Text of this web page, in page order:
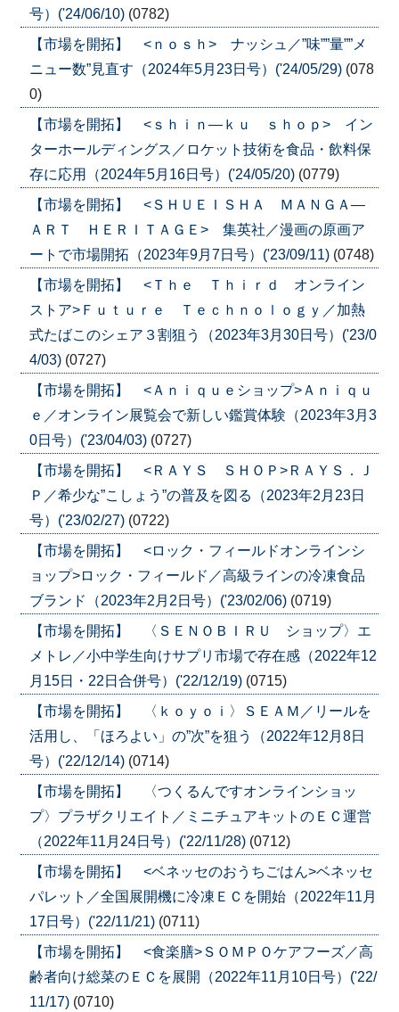
号）('24/06/10) (0782)
【市場を開拓】 <ｎｏｓｈ> ナッシュ／”味””量””メ
ニュー数”見直す（2024年5月23日号）('24/05/29) (078
0)
【市場を開拓】 <ｓｈｉｎ―ｋｕ ｓｈｏｐ> イン
ターホールディングス／ロケット技術を食品・飲料保
存に応用（2024年5月16日号）('24/05/20) (0779)
【市場を開拓】 <ＳＨＵＥＩＳＨＡ ＭＡＮＧＡ―
ＡＲＴ ＨＥＲＩＴＡＧＥ> 集英社／漫画の原画ア
ートで市場開拓（2023年9月7日号）('23/09/11) (0748)
【市場を開拓】 <Ｔｈｅ Ｔｈｉｒｄ オンライン
ストア>Ｆｕｔｕｒｅ Ｔｅｃｈｎｏｌｏｇｙ／加熱
式たばこのシェア３割狙う（2023年3月30日号）('23/0
4/03) (0727)
【市場を開拓】 <Ａｎｉｑｕｅショップ>Ａｎｉｑｕ
ｅ／オンライン展覧会で新しい鑑賞体験（2023年3月3
0日号）('23/04/03) (0727)
【市場を開拓】 <ＲＡＹＳ ＳＨＯＰ>ＲＡＹＳ．Ｊ
Ｐ／希少な”こしょう”の普及を図る（2023年2月23日
号）('23/02/27) (0722)
【市場を開拓】 <ロック・フィールドオンラインシ
ョップ>ロック・フィールド／高級ラインの冷凍食品
ブランド（2023年2月2日号）('23/02/06) (0719)
【市場を開拓】 〈ＳＥＮＯＢＩＲＵ ショップ〉エ
メトレ／小中学生向けサプリ市場で存在感（2022年12
月15日・22日合併号）('22/12/19) (0715)
【市場を開拓】 〈ｋｏｙｏｉ〉ＳＥＡＭ／リールを
活用し、「ほろよい」の”次”を狙う（2022年12月8日
号）('22/12/14) (0714)
【市場を開拓】 〈つくるんですオンラインショッ
プ〉プラザクリエイト／ミニチュアキットのＥＣ運営
（2022年11月24日号）('22/11/28) (0712)
【市場を開拓】 <ベネッセのおうちごはん>ベネッセ
パレット／全国展開機に冷凍ＥＣを開始（2022年11月
17日号）('22/11/21) (0711)
【市場を開拓】 <食楽膳>ＳＯＭＰＯケアフーズ／高
齢者向け総菜のＥＣを展開（2022年11月10日号）('22/
11/17) (0710)